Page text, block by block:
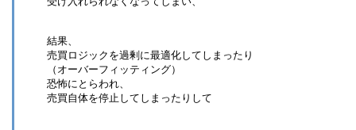
結果、
売買ロジックを過剰に最適化してしまったり
（オーバーフィッティング）
恐怖にとらわれ、
売買自体を停止してしまったりして